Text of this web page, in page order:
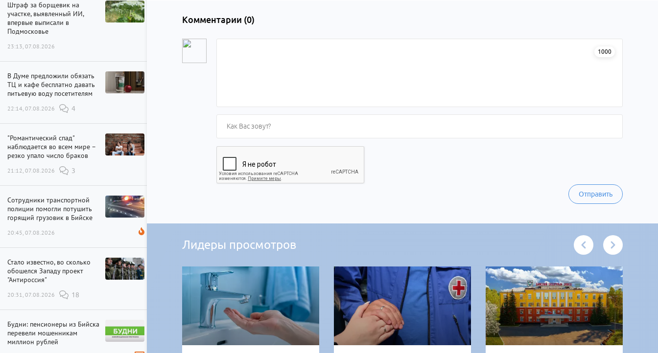
Штраф за борщевик на
участке, выявленный ИИ,
впервые выписали в
Подмосковье
23:13, 07.08.2026
В Думе предложили обязать
ТЦ и кафе бесплатно давать
питьевую воду посетителям
22:14, 07.08.2026 4
"Романтический спад"
наблюдается во всем мире –
резко упало число браков
21:12, 07.08.2026 3
Сотрудники транспортной
полиции помогли потушить
горящий грузовик в Бийске
20:45, 07.08.2026
Стало известно, во сколько
обошелся Западу проект
"Антироссия"
20:31, 07.08.2026 18
Будни: пенсионеры из Бийска
перевели мошенникам
миллион рублей
Комментарии (0)
1000
Отправить
Лидеры просмотров